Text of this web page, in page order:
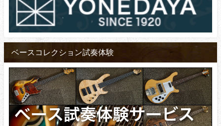
ベースコレクション試奏体験